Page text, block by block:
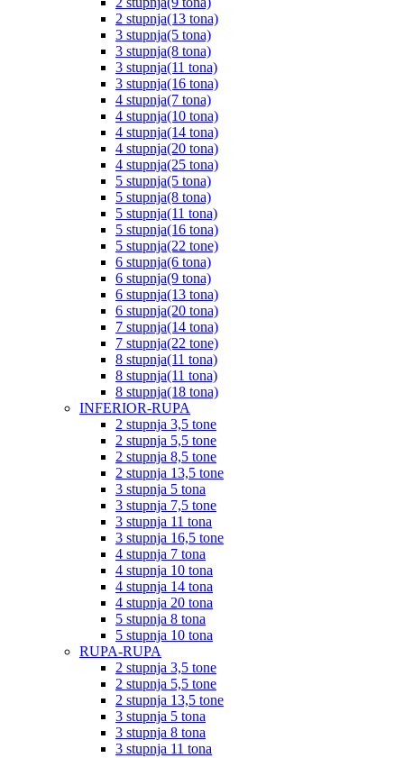
2 stupnja(13 tona)
3 stupnja(5 tona)
3 stupnja(8 tona)
3 stupnja(11 tona)
3 stupnja(16 tona)
4 stupnja(7 tona)
4 stupnja(10 tona)
4 stupnja(14 tona)
4 stupnja(20 tona)
4 stupnja(25 tona)
5 stupnja(5 tona)
5 stupnja(8 tona)
5 stupnja(11 tona)
5 stupnja(16 tona)
5 stupnja(22 tone)
6 stupnja(6 tona)
6 stupnja(9 tona)
6 stupnja(13 tona)
6 stupnja(20 tona)
7 stupnja(14 tona)
7 stupnja(22 tone)
8 stupnja(11 tona)
8 stupnja(11 tona)
8 stupnja(18 tona)
INFERIOR-RUPA
2 stupnja 3,5 tone
2 stupnja 5,5 tone
2 stupnja 8,5 tone
2 stupnja 13,5 tone
3 stupnja 5 tona
3 stupnja 7,5 tone
3 stupnja 11 tona
3 stupnja 16,5 tone
4 stupnja 7 tona
4 stupnja 10 tona
4 stupnja 14 tona
4 stupnja 20 tona
5 stupnja 8 tona
5 stupnja 10 tona
RUPA-RUPA
2 stupnja 3,5 tone
2 stupnja 5,5 tone
2 stupnja 13,5 tone
3 stupnja 5 tona
3 stupnja 8 tona
3 stupnja 11 tona